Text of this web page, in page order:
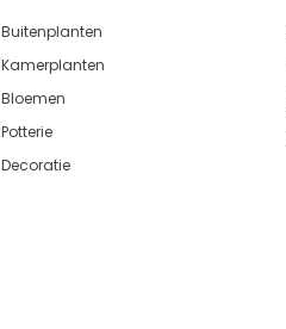
Buitenplanten
Kamerplanten
Bloemen
Potterie
Decoratie